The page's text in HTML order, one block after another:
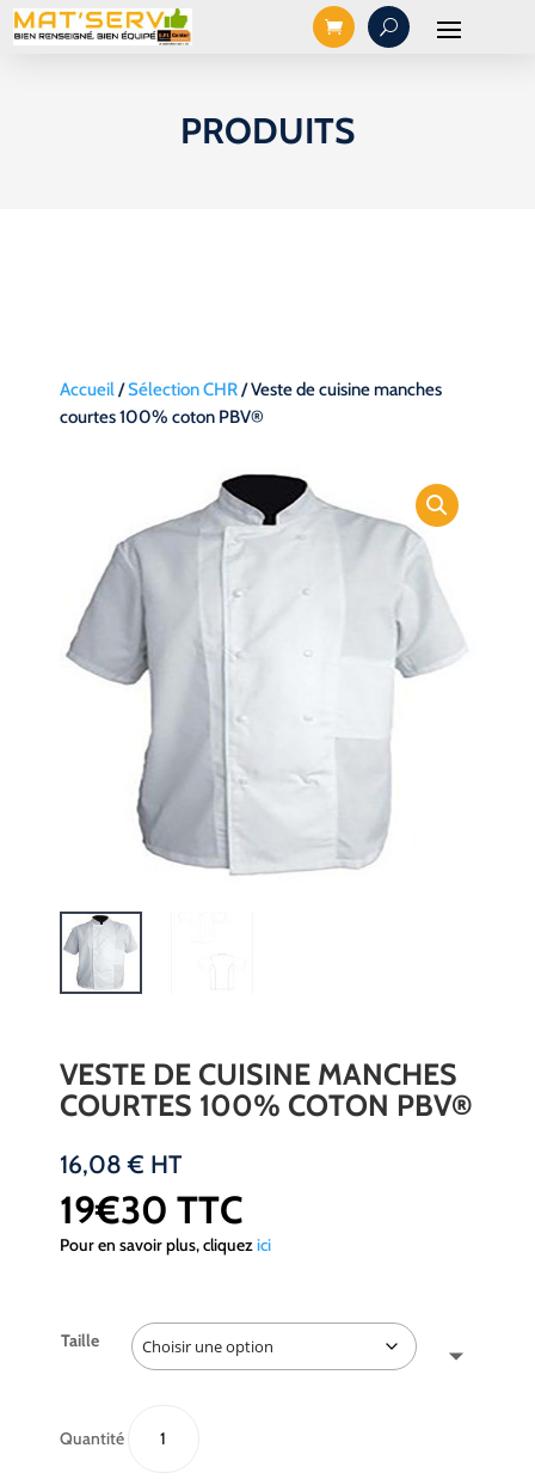
PRODUITS
Accueil/Sélection CHR/ Veste de cuisine manches
courtes 100% coton PBV®
VESTE DE CUISINE MANCHES
COURTES 100% COTON PBV®
16,08€ HT
19€30 TTC
Pour en savoir plus, cliquez ici
Taille
Quantité